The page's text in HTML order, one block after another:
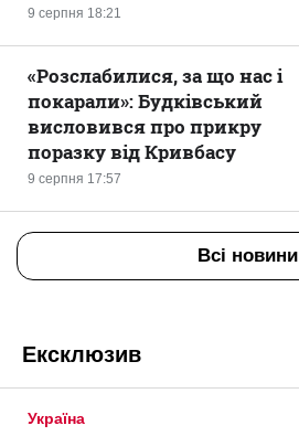
9 серпня 18:21
9 серпня 17:57
«Розслабилися, за що нас і
покарали»: Будківський
висловився про прикру
поразку від Кривбасу
Всі новини
Ексклюзив
Україна